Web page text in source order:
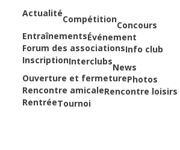
Actualité
Compétition
Concours
EntraînementsÉvénement
Forum des associationsInfo club
InscriptionInterclubs
News
Ouverture et fermeturePhotos
Rencontre amicaleRencontre loisirs
RentréeTournoi